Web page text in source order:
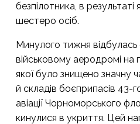
безпілотника, в
шестеро осіб.
Минулого тижня відбулась
військовому аеродромі на
якої було знищено значну
й складів боєприпасів 43-
авіації Чорноморського
кинулися в укриття. Цей